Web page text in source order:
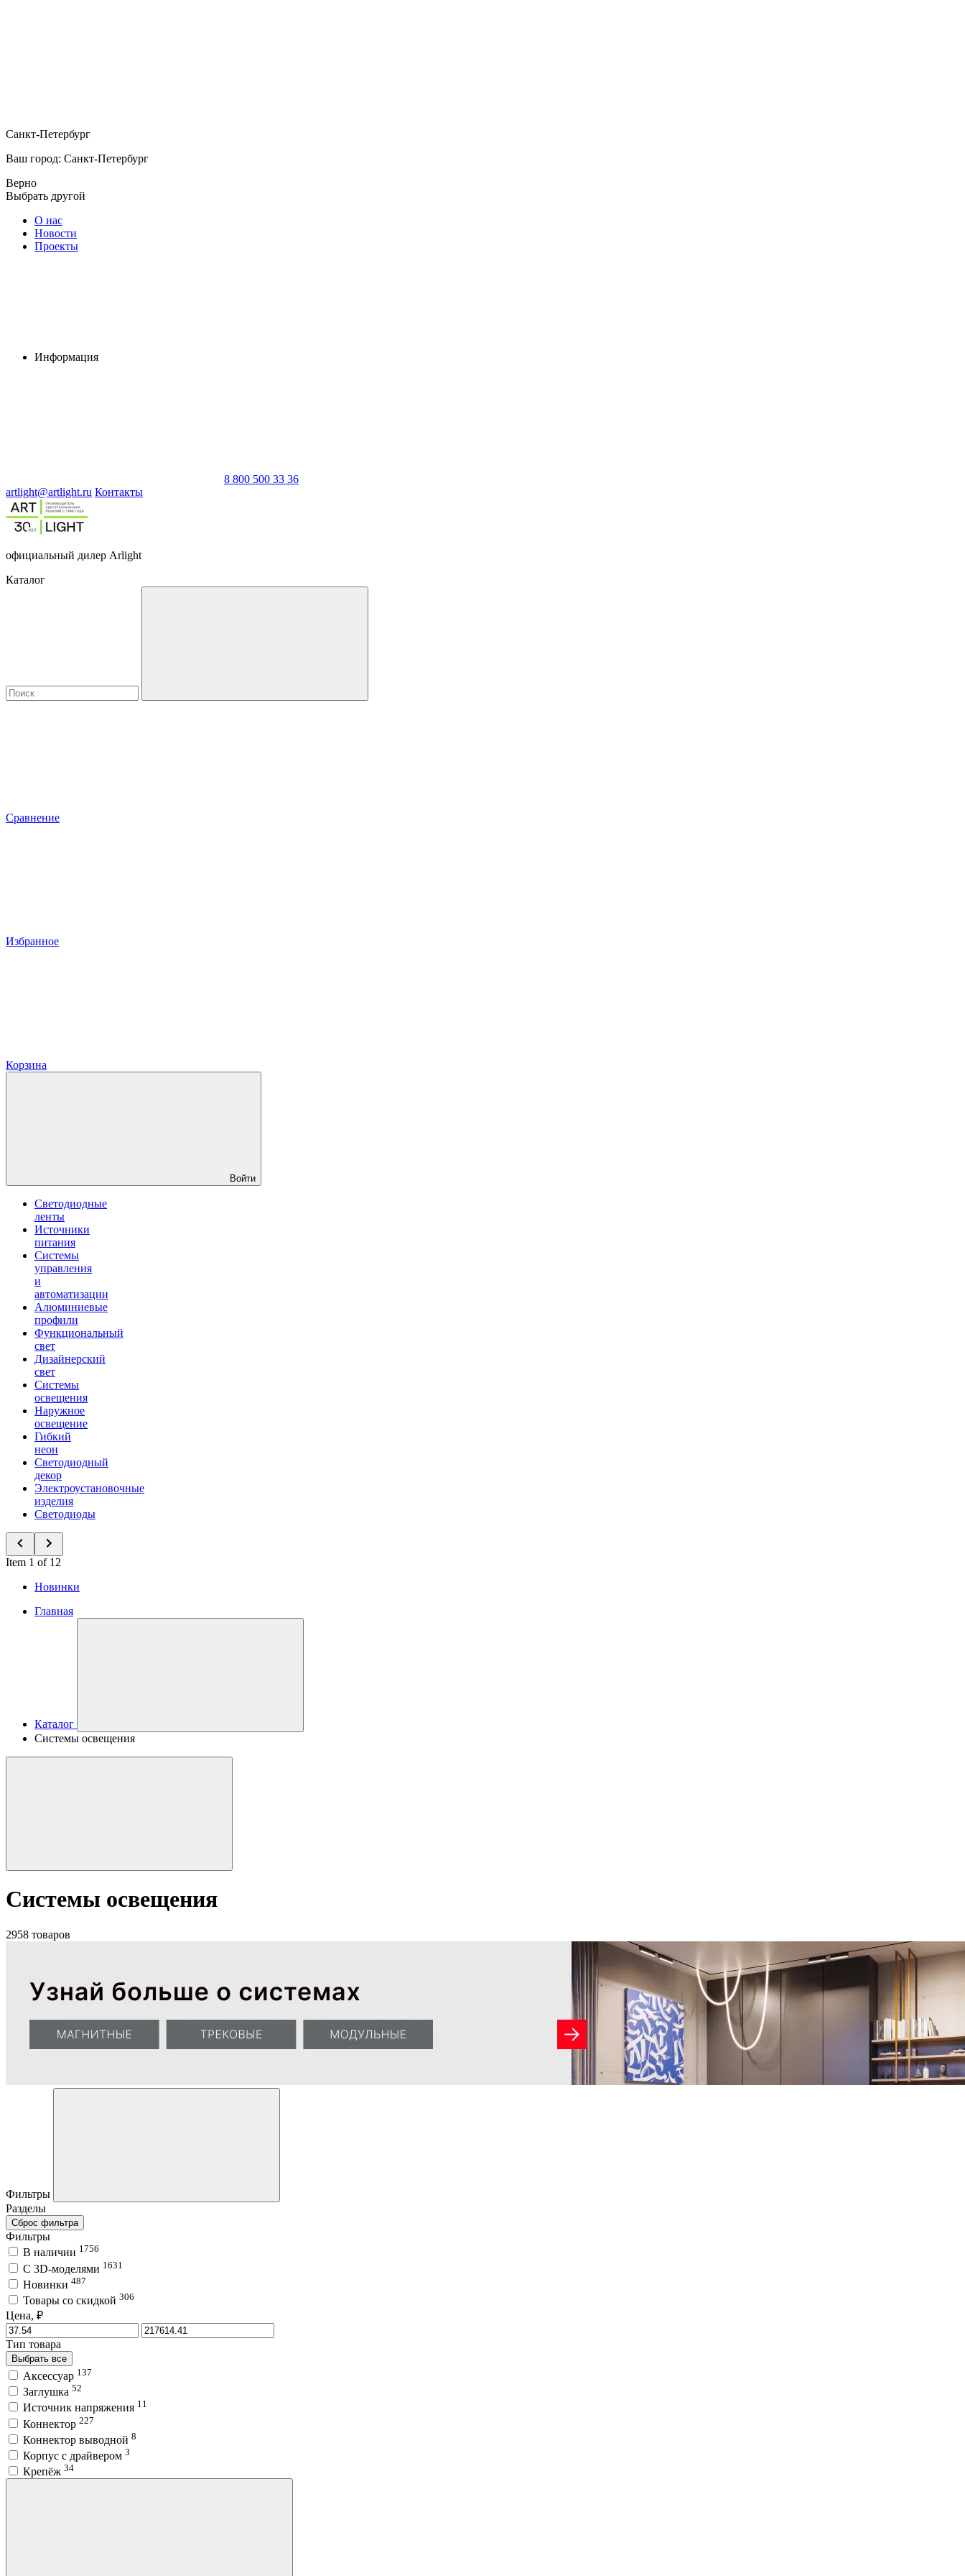
Санкт-Петербург
Ваш город: Санкт-Петербург
Верно
Выбрать другой
О нас
Новости
Проекты
Информация
8 800 500 33 36
artlight@artlight.ru Контакты
официальный дилер Arlight
Каталог
Сравнение
Избранное
Корзина
Войти
Светодиодные
ленты
Источники
питания
Системы
управления
и
автоматизации
Алюминиевые
профили
Функциональный
свет
Дизайнерский
свет
Системы
освещения
Наружное
освещение
Гибкий
неон
Светодиодный
декор
Электроустановочные
изделия
Светодиоды
Item 1 of 12
Новинки
Главная
Каталог
Системы освещения
Системы освещения
2958 товаров
Фильтры
Разделы
Сброс фильтра
Фильтры
В наличии 1756
C 3D-моделями 1631
Новинки 487
Товары со скидкой 306
Цена, ₽
Тип товара
Выбрать все
Аксессуар 137
Заглушка 52
Источник напряжения 11
Коннектор 227
Коннектор выводной 8
Корпус с драйвером 3
Крепёж 34